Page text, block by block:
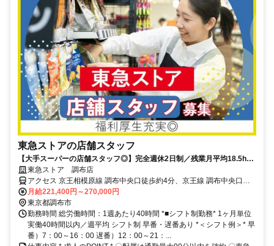
東急ストアの店舗スタッフ
【大手スーパーの店舗スタッフ◎】完全週休2日制／残業月平均18.5h／
家族も利用できる20％offの買い物割引券毎月配布中★
東急ストア 調布店
アクセス 京王相模原線 調布中央口徒歩約4分、京王線 調布中央口徒
歩約4分、連絡バス 調布徒歩約5分
月給221,400円～270,000円
東京都調布市
勤務時間 総労働時間：1週あたり40時間 *■シフト制勤務* 1ヶ月単位
実働40時間以内／週平均 シフト制 早番・遅番あり *＜シフト例＞* 早
番）7：00～16：00 遅番）12：00～21：...